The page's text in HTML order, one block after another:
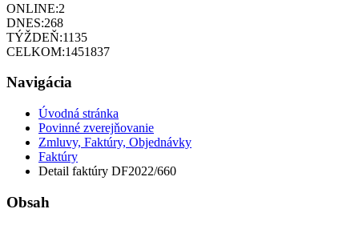
ONLINE:2
DNES:268
TÝŽDEŇ:1135
CELKOM:1451837
Navigácia
Úvodná stránka
Povinné zverejňovanie
Zmluvy, Faktúry, Objednávky
Faktúry
Detail faktúry DF2022/660
Obsah